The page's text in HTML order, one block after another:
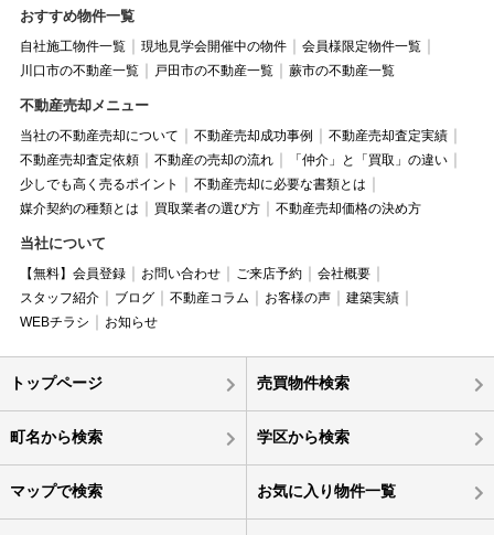
おすすめ物件一覧
自社施工物件一覧 現地見学会開催中の物件
会員様限定物件一覧
川口市の不動産一覧
戸田市の不動産一覧 蕨市の不動産一覧
不動産売却メニュー
当社の不動産売却について 不動産売却成功事例
不動産売却査定実績
不動産売却査定依頼
不動産の売却の流れ
「仲介」と「買取」の違い
少しでも高く売るポイント
不動産売却に必要な書類とは
媒介契約の種類とは
買取業者の選び方 不動産売却価格の決め方
当社について
【無料】会員登録 お問い合わせ ご来店予約
会社概要
スタッフ紹介
ブログ 不動産コラム お客様の声
建築実績
WEBチラシ
お知らせ
トップページ 売買物件検索
町名から検索 学区から検索
マップで検索 お気に入り物件一覧